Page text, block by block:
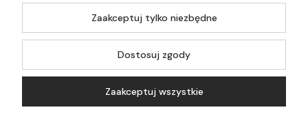
©2026 Wszelkie Prawa Zastrzeżone | 499.pl - najlepszy sklep z
Zaakceptuj tylko niezbędne
Dostosuj zgody
Zaakceptuj wszystkie